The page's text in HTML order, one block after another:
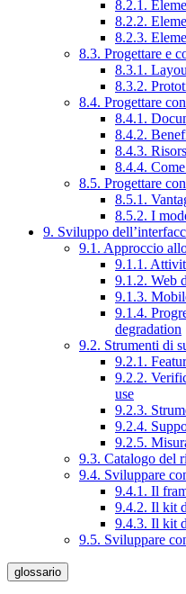
8.2.1.
8.2.2.
8.2.3.
8.3. Progettare e
8.3.1.
8.3.2.
8.4. Progettare
8.4.1.
8.4.2.
8.4.3.
8.4.4.
8.5. Progettare
8.5.1.
8.5.2. I
9. Sviluppo
9.1. Approccio
9.1.1.
9.1.2. Web
9.1.3.
9.1.4.
degradation
9.2. Strumenti di
9.2.1.
9.2.2.
use
9.2.3.
9.2.4.
9.2.5.
9.3. Catalogo del
9.4. Sviluppare
9.4.1. Il
9.4.2. Il kit
9.4.3. Il kit
9.5. Sviluppare
glossario